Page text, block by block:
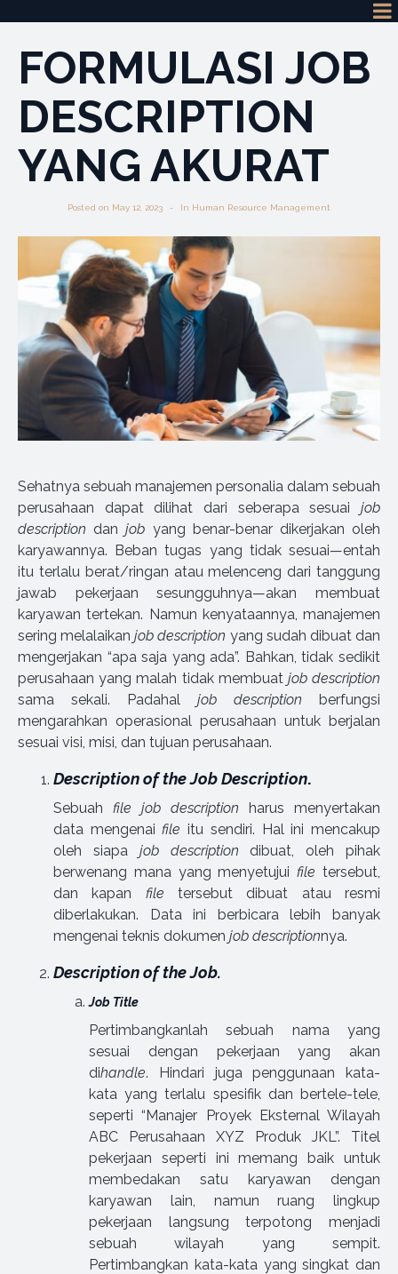
FORMULASI JOB
DESCRIPTION
YANG AKURAT
Posted on May 12, 2023 In Human Resource Management
Sehatnya sebuah manajemen personalia dalam sebuah
perusahaan dapat dilihat dari seberapa sesuai job
description danjob yang benar-benar dikerjakan oleh
karyawannya. Beban tugas yang tidak sesuai—entah
itu terlalu berat/ringan atau melenceng dari tanggung
jawab pekerjaan sesungguhnya—akan membuat
karyawan tertekan. Namun kenyataannya, manajemen
sering melalaikanjob description yang sudah dibuat dan
mengerjakan “apa saja yang ada”. Bahkan, tidak sedikit
perusahaan yang malah tidak membuat job description
sama sekali. Padahal job description berfungsi
mengarahkan operasional perusahaan untuk berjalan
sesuai visi, misi, dan tujuan perusahaan.
Description of the Job Description.
Sebuah file job description harus menyertakan
data mengenaifile itu sendiri. Hal ini mencakup
oleh siapa job description dibuat, oleh pihak
berwenang mana yang menyetujuifile tersebut,
dan kapan filetersebut dibuat atau resmi
diberlakukan. Data ini berbicara lebih banyak
mengenai teknis dokumen job descriptionnya.
Description of the Job.
Job Title
Pertimbangkanlah sebuah nama yang
sesuai dengan pekerjaan yang akan
dihandle. Hindari juga penggunaan kata-
kata yang terlalu spesifik dan bertele-tele,
seperti “Manajer Proyek Eksternal Wilayah
ABC Perusahaan XYZ Produk JKL”. Titel
pekerjaan seperti ini memang baik untuk
membedakan satu karyawan dengan
karyawan lain, namun ruang lingkup
pekerjaan langsung terpotong menjadi
sebuah wilayah yang sempit.
Pertimbangkan kata-kata yang singkat dan